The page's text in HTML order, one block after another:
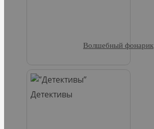
Детективы
Волшебный фонарик